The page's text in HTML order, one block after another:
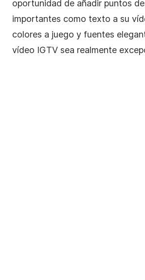
oportunidad de añadir puntos
importantes como texto a su
colores a juego y fuentes
vídeo IGTV sea realmente